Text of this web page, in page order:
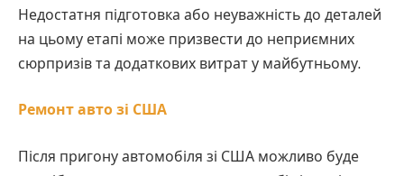
Недостатня підготовка або неуважність до деталей
на цьому етапі може призвести до неприємних
сюрпризів та додаткових витрат у майбутньому.
Ремонт авто зі США
Після пригону автомобіля зі США можливо буде